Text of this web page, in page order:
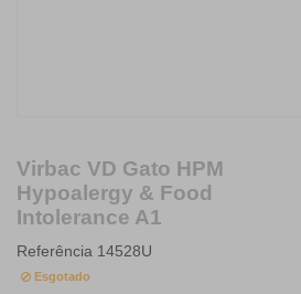
Virbac VD Gato HPM
Hypoalergy & Food
Intolerance A1
Referência 14528U
Esgotado